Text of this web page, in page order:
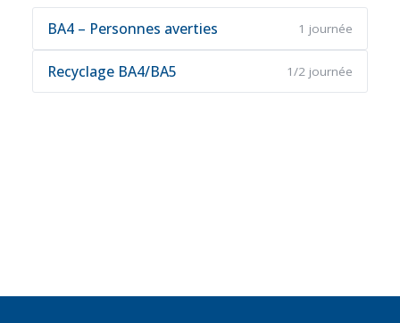
BA4 – Personnes averties 1 journée
Recyclage BA4/BA5 1/2 journée